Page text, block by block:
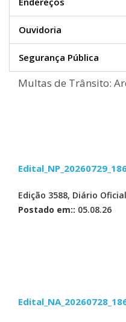
Ouvidoria
Segurança Pública
Multas de Trânsito:
Edição 3588, Diário
Postado em:: 05.08.26